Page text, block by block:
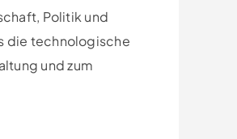
Politik und
die technologische
und zum